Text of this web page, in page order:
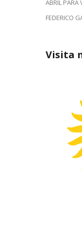
ABRIL PARA
FEDERICO
Visita